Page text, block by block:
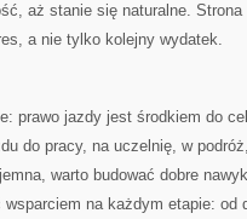
aż stanie się naturalne.
a nie tylko kolejny wydatek.
prawo jazdy jest środkiem do
do pracy, na uczelnię, w
warto budować dobre
wsparciem na każdym etapie: